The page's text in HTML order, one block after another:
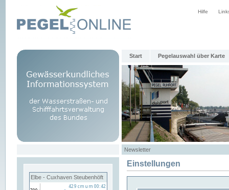
Hilfe
Start Pegelauswahl über Karte
Newsletter
Elbe - Cuxhaven Steubenhöft
Einstellungen